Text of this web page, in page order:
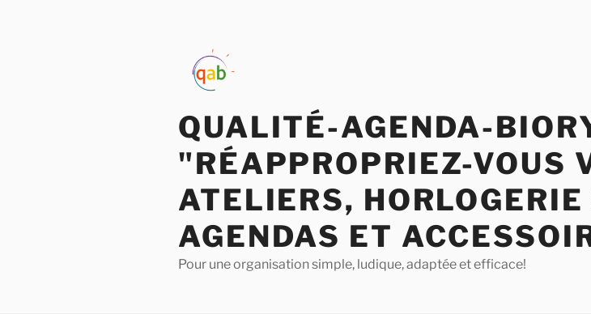
QUALITÉ-AGENDA-
"RÉAPPROPRIEZ-VOUS
ATELIERS,
AGENDAS ET
Pour une organisation simple, ludique, adaptée et efficace!